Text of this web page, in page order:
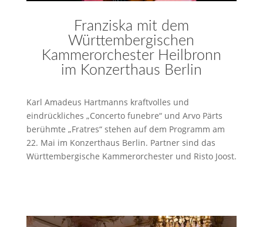
Franziska mit dem
Württembergischen
Kammerorchester Heilbronn
im Konzerthaus Berlin
Karl Amadeus Hartmanns kraftvolles und
eindrückliches „Concerto funebre“ und Arvo Pärts
berühmte „Fratres“ stehen auf dem Programm am
22. Mai im Konzerthaus Berlin. Partner sind das
Württembergische Kammerorchester und Risto Joost.